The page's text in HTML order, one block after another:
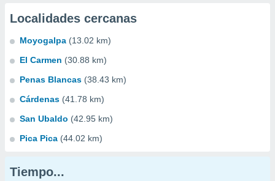
Localidades cercanas
Moyogalpa (13.02 km)
El Carmen (30.88 km)
Penas Blancas (38.43 km)
Cárdenas (41.78 km)
San Ubaldo (42.95 km)
Pica Pica (44.02 km)
Tiempo...